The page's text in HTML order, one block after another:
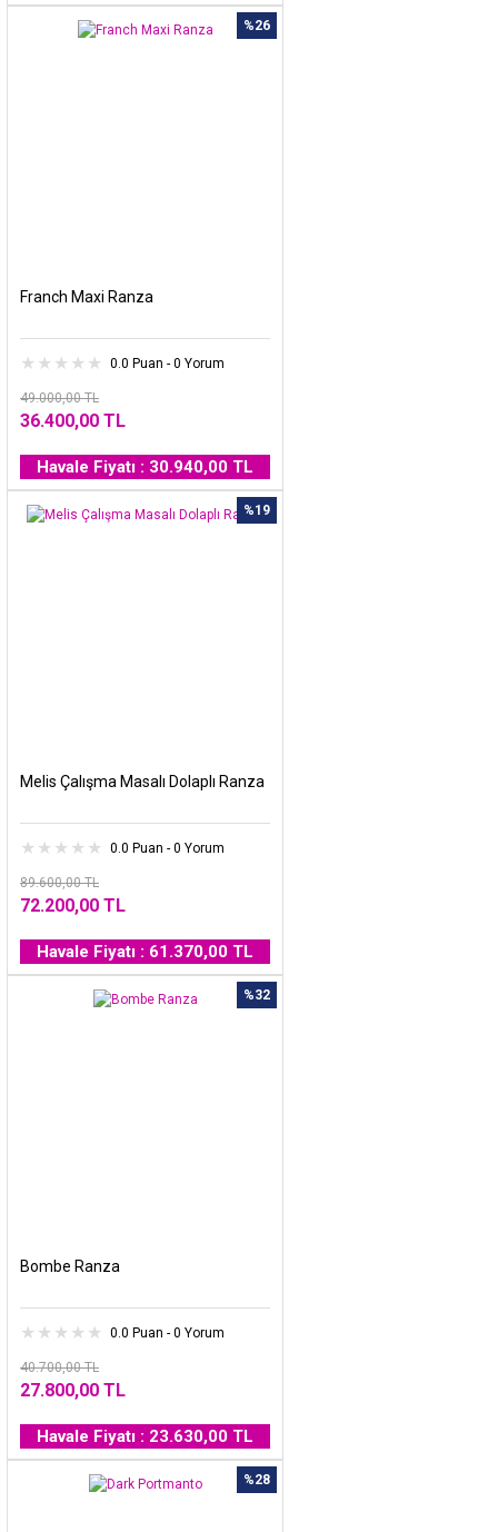
%26
Franch Maxi Ranza
0.0 Puan - 0 Yorum
49.000,00 TL
36.400,00 TL
Havale Fiyatı : 30.940,00 TL
%19
Melis Çalışma Masalı Dolaplı Ranza
0.0 Puan - 0 Yorum
89.600,00 TL
72.200,00 TL
Havale Fiyatı : 61.370,00 TL
%32
Bombe Ranza
0.0 Puan - 0 Yorum
40.700,00 TL
27.800,00 TL
Havale Fiyatı : 23.630,00 TL
%28